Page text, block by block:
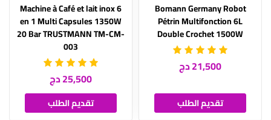
Bomann Germany Robot
Pétrin Multifonction 6L
Double Crochet 1500W
21,500 دج
تقديم الطلب
Machine à Café et lait inox 6
en 1 Multi Capsules 1350W
20 Bar TRUSTMANN TM-CM-
003
25,500 دج
تقديم الطلب